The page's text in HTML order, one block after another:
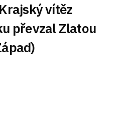
vítěz
převzal Zlatou